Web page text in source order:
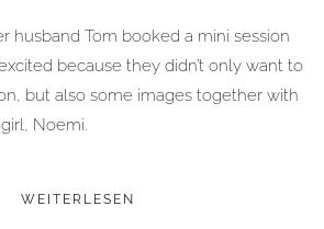
husband Tom booked a mini session
because they didn’t only want to
but also some images together with
Noemi.
WEITERLESEN